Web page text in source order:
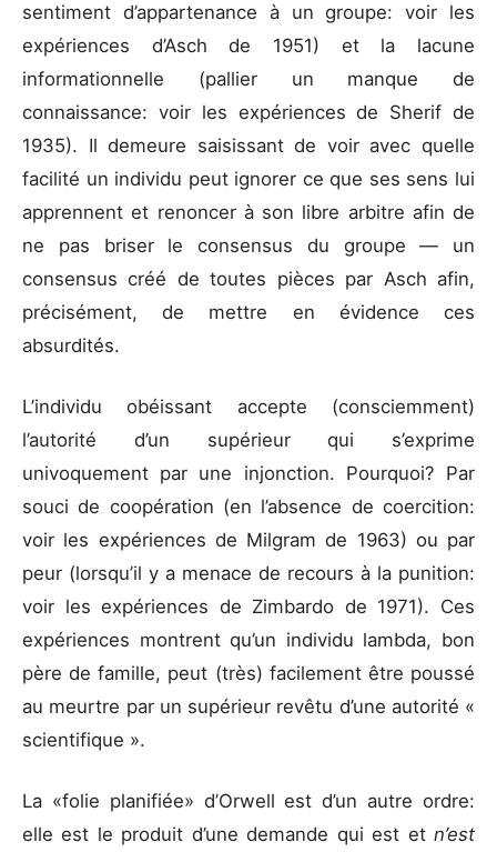
sentiment d’appartenance à un groupe: voir les
expériences d’Asch de 1951) et la lacune
informationnelle (pallier un manque de
connaissance: voir les expériences de Sherif de
1935). Il demeure saisissant de voir avec quelle
facilité un individu peut ignorer ce que ses sens lui
apprennent et renoncer à son libre arbitre afin de
ne pas briser le consensus du groupe — un
consensus créé de toutes pièces par Asch afin,
précisément, de mettre en évidence ces
absurdités.
L’individu obéissant accepte (consciemment)
l’autorité d’un supérieur qui s’exprime
univoquement par une injonction. Pourquoi? Par
souci de coopération (en l’absence de coercition:
voir les expériences de Milgram de 1963) ou par
peur (lorsqu’il y a menace de recours à la punition:
voir les expériences de Zimbardo de 1971). Ces
expériences montrent qu’un individu lambda, bon
père de famille, peut (très) facilement être poussé
au meurtre par un supérieur revêtu d’une autorité «
scientifique ».
La «folie planifiée» d’Orwell est d’un autre ordre:
elle est le produit d’une demande qui est et n’est